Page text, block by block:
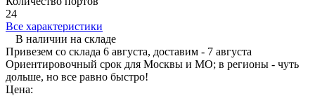
24
Все характеристики
В наличии на складе
Привезем со склада 6 августа, доставим - 7 августа
Ориентировочный срок для Москвы и МО; в регионы - чуть
дольше, но все равно быстро!
Цена: